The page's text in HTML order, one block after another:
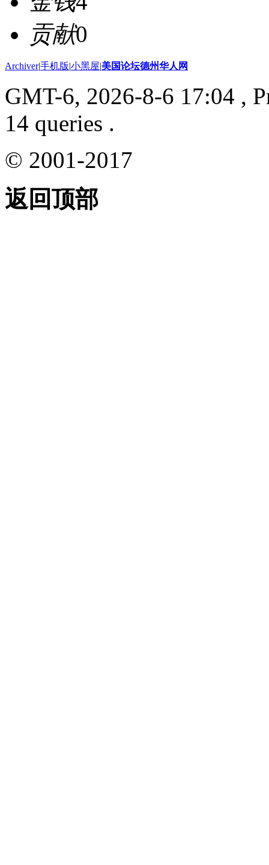
贡献0
Archiver|手机版|小黑屋|美国论坛德州华人网
GMT-6, 2026-8-6 17:04 ,
14 queries .
© 2001-2017
返回顶部